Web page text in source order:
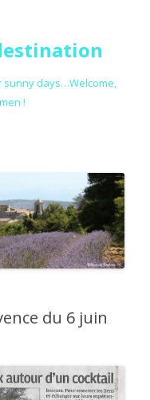
days…Welcome,
!
au contenu principal
du 6 juin